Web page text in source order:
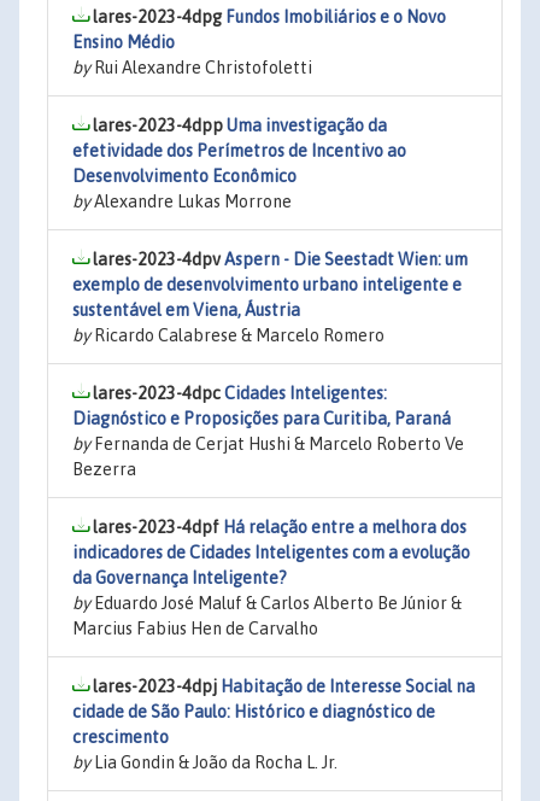
lares-2023-4dpg Fundos Imobiliários e o Novo
Ensino Médio
byRui Alexandre Christofoletti
lares-2023-4dppUma investigação da
efetividade dos Perímetros de Incentivo ao
Desenvolvimento Econômico
byAlexandre Lukas Morrone
lares-2023-4dpvAspern - Die Seestadt Wien: um
exemplo de desenvolvimento urbano inteligente e
sustentável em Viena, Áustria
byRicardo Calabrese & Marcelo Romero
lares-2023-4dpcCidades Inteligentes:
Diagnóstico e Proposições para Curitiba, Paraná
byFernanda de Cerjat Hushi & Marcelo Roberto Ve
Bezerra
lares-2023-4dpf Há relação entre a melhora dos
indicadores de Cidades Inteligentes com a evolução
da Governança Inteligente?
byEduardo José Maluf & Carlos Alberto Be Júnior &
Marcius Fabius Hen de Carvalho
lares-2023-4dpj Habitação de Interesse Social na
cidade de São Paulo: Histórico e diagnóstico de
crescimento
byLia Gondin & João da Rocha L. Jr.